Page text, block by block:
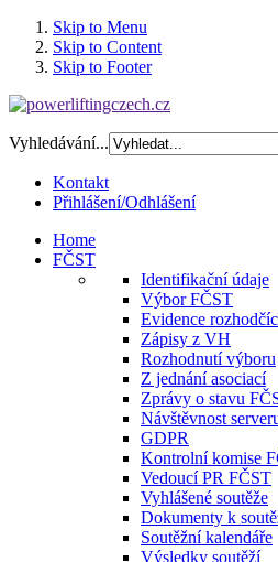
Skip to Menu
Skip to Content
Skip to Footer
Vyhledávání...
Kontakt
Přihlášení/Odhlášení
Home
FČST
Identifikační údaje
Výbor FČST
Evidence
Zápisy z VH
Rozhodnutí výboru
Z jednání asociací
Zprávy o stavu
Návštěvnost
GDPR
Kontrolní komise
Vedoucí PR FČST
Vyhlášené soutěže
Dokumenty k
Soutěžní kalendáře
Výsledky soutěží